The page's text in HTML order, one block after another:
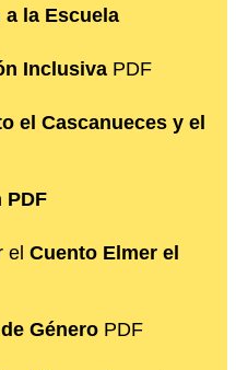
la Escuela
Inclusiva PDF
el Cascanueces y el
PDF
el Cuento Elmer el
Género PDF